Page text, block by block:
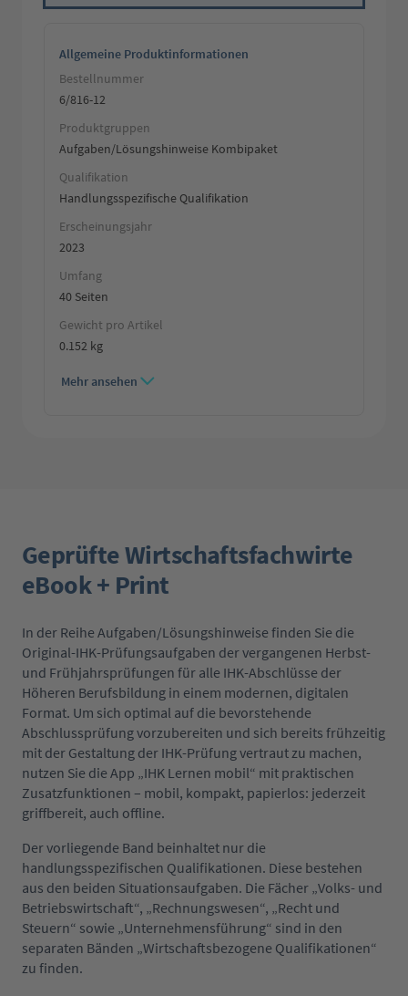
Allgemeine Produktinformationen
Bestellnummer
6/816-12
Produktgruppen
Aufgaben/Lösungshinweise Kombipaket
Qualifikation
Handlungsspezifische Qualifikation
Erscheinungsjahr
2023
Umfang
40 Seiten
Gewicht pro Artikel
0.152 kg
Mehr ansehen
Geprüfte Wirtschaftsfachwirte
eBook + Print
In der Reihe Aufgaben/Lösungshinweise finden Sie die
Original-IHK-Prüfungsaufgaben der vergangenen Herbst-
und Frühjahrsprüfungen für alle IHK-Abschlüsse der
Höheren Berufsbildung in einem modernen, digitalen
Format. Um sich optimal auf die bevorstehende
Abschlussprüfung vorzubereiten und sich bereits frühzeitig
mit der Gestaltung der IHK-Prüfung vertraut zu machen,
nutzen Sie die App „IHK Lernen mobil“ mit praktischen
Zusatzfunktionen – mobil, kompakt, papierlos: jederzeit
griffbereit, auch offline.
Der vorliegende Band beinhaltet nur die
handlungsspezifischen Qualifikationen. Diese bestehen
aus den beiden Situationsaufgaben. Die Fächer „Volks- und
Betriebswirtschaft“, „Rechnungswesen“, „Recht und
Steuern“ sowie „Unternehmensführung“ sind in den
separaten Bänden „Wirtschaftsbezogene Qualifikationen“
zu finden.